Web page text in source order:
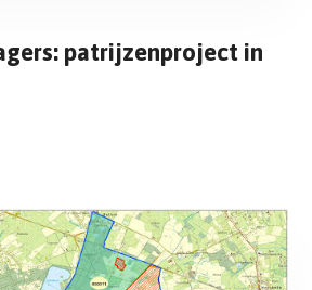
patrijzenproject in